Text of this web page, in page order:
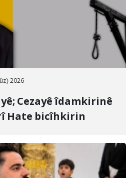
2026
Cezayê îdamkirinê
Hate bicîhkirin